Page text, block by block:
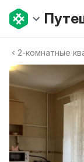
2-комнатные